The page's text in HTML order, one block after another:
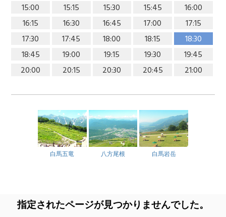
15:00
15:15 15:30 15:45
16:00
16:15
16:30 16:45 17:00
17:15
17:30
17:45 18:00 18:15
18:30
18:45
19:00 19:15 19:30
19:45
20:00
20:15 20:30 20:45 21:00
白馬五竜 八方尾根 白馬岩岳